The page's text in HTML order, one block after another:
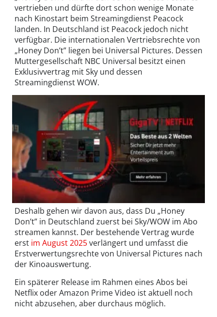
vertrieben und dürfte dort schon wenige Monate
nach Kinostart beim Streamingdienst Peacock
landen. In Deutschland ist Peacock jedoch nicht
verfügbar. Die internationalen Vertriebsrechte von
„Honey Don’t” liegen bei Universal Pictures. Dessen
Muttergesellschaft NBC Universal besitzt einen
Exklusivvertrag mit Sky und dessen
Streamingdienst WOW.
Deshalb gehen wir davon aus, dass Du „Honey
Don’t” in Deutschland zuerst bei Sky/WOW im Abo
streamen kannst. Der bestehende Vertrag wurde
erst im August 2025verlängert und umfasst die
Erstverwertungsrechte von Universal Pictures nach
der Kinoauswertung.
Ein späterer Release im Rahmen eines Abos bei
Netflix oder Amazon Prime Video ist aktuell noch
nicht abzusehen, aber durchaus möglich.